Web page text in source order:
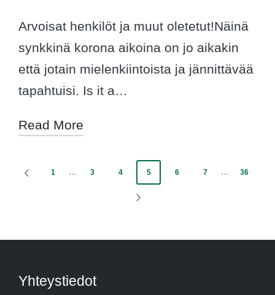
Arvoisat henkilöt ja muut oletetut!Näinä
synkkinä korona aikoina on jo aikakin
että jotain mielenkiintoista ja jännittävää
tapahtuisi. Is it a…
Read More
Posts
PREVIOUS
1 … 3 4 5 6 7 … 36
Yhteystiedot